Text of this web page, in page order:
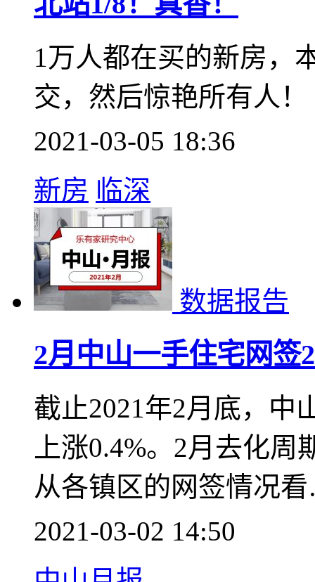
数据报告
一周上客3000人+，
北站1/8！真香！
1万人都在买的新房，
交，然后惊艳所有人！
2021-03-05 18:36
新房 临深
数据报告
截止2021年2月底，中